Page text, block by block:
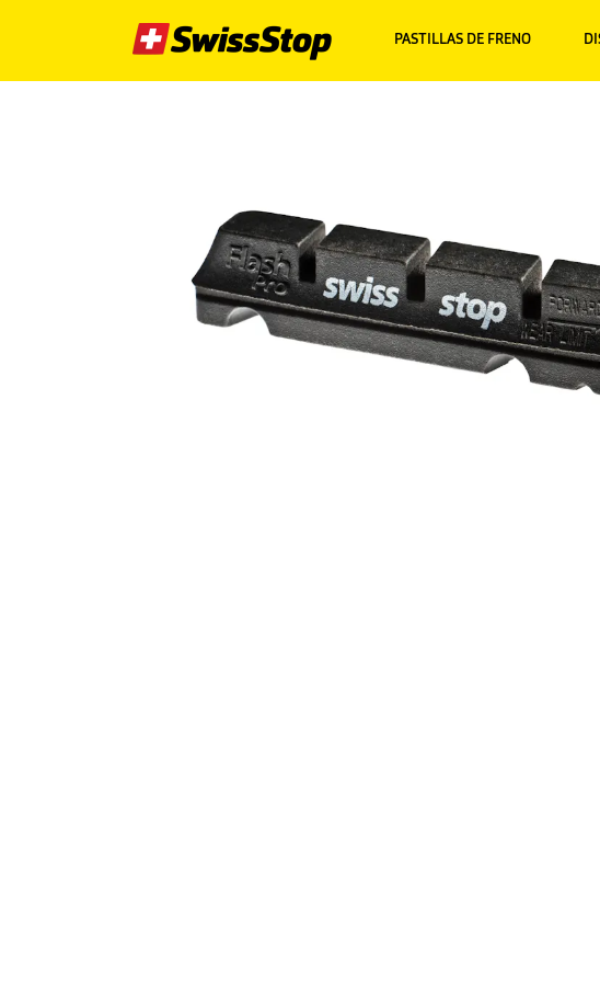
PASTILLAS DE FRENO